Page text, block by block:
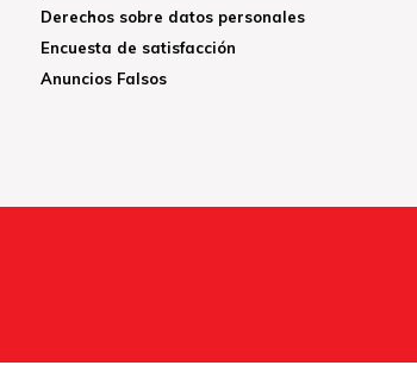
Derechos sobre datos personales
Encuesta de satisfacción
Anuncios Falsos